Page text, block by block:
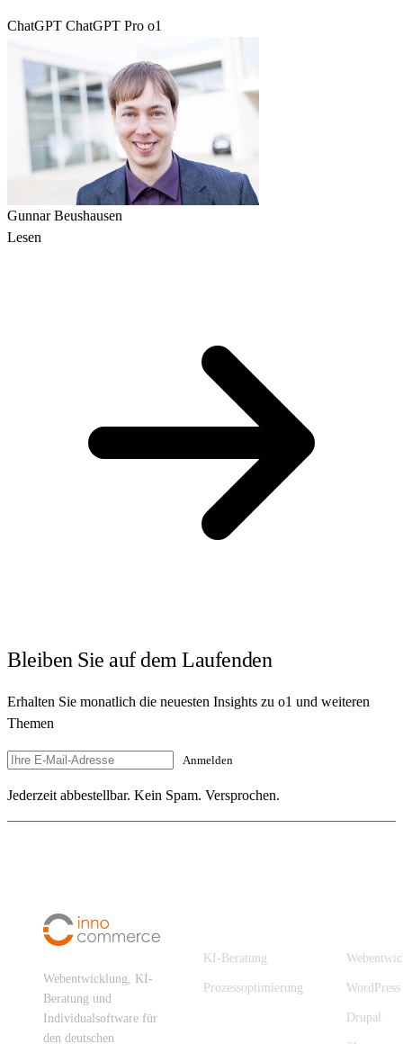
ChatGPT ChatGPT Pro o1
Gunnar Beushausen
Lesen
Bleiben Sie auf dem Laufenden
Erhalten Sie monatlich die neuesten Insights zu o1 und weiteren
Themen
Anmelden
Jederzeit abbestellbar. Kein Spam. Versprochen.
Webentwicklung, KI-
Beratung und
Individualsoftware für
den deutschen
KI-Beratung
Prozessoptimierung WordPress
Drupal